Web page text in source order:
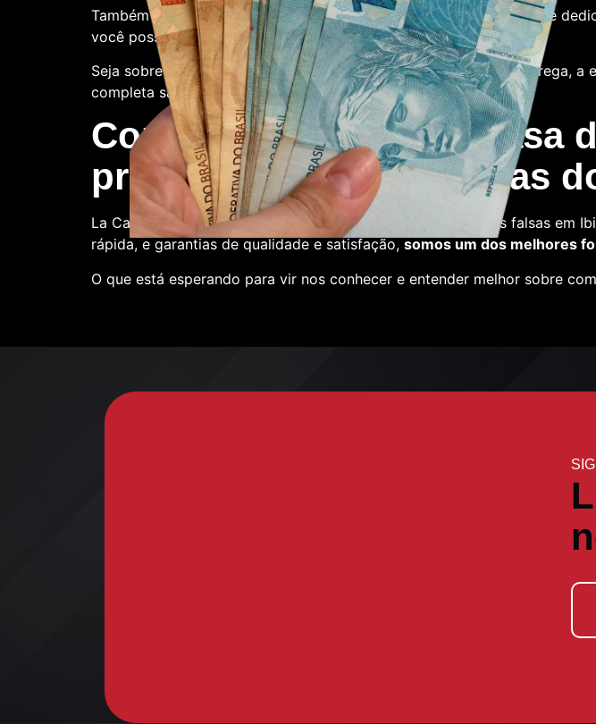
Também oferecemos suporte ao cliente. Contamos com uma equipe
você possa ter.
Seja sobre o processo de compra, a qualidade das notas ou a entrega,
completa satisfação.
Compre conosco: La Casa
produtora de notas falsas
La Casa de Papel Fakes é o melhor lugar para comprar notas falsas em
rápida, e garantias de qualidade e satisfação, somos um dos melhores
O que está esperando para vir nos conhecer e entender melhor sobre